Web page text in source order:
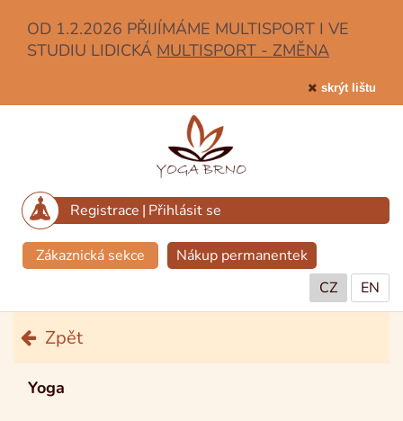
OD 1.2.2026 PŘIJÍMÁME MULTISPORT I VE
STUDIU LIDICKÁ MULTISPORT - ZMĚNA
skrýt lištu
Registrace | Přihlásit se
Zákaznická sekce
Nákup permanentek
CZ
EN
Zpět
Yoga